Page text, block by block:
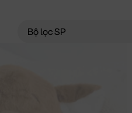
Bộ lọc SP